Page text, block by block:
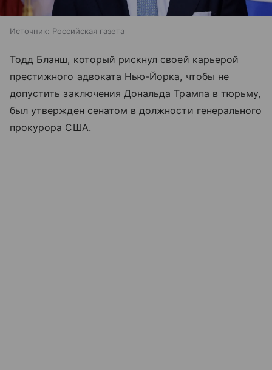
Источник: Российская газета
Тодд Бланш, который рискнул своей карьерой
престижного адвоката Нью-Йорка, чтобы не
допустить заключения Дональда Трампа в тюрьму,
был утвержден сенатом в должности генерального
прокурора США.